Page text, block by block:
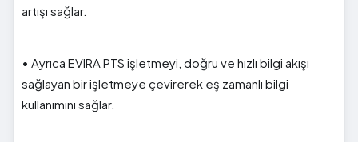
artışı sağlar.
• Ayrıca EVIRA PTS işletmeyi, doğru ve hızlı bilgi akışı
sağlayan bir işletmeye çevirerek eş zamanlı bilgi
kullanımını sağlar.